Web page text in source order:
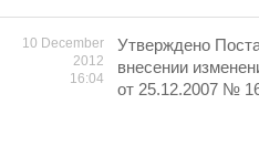
10 December
2012
16:04
Утверждено
внесении
от 25.12.2007 №